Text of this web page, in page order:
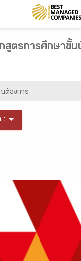
สูตรการศึกษาขั้น
: